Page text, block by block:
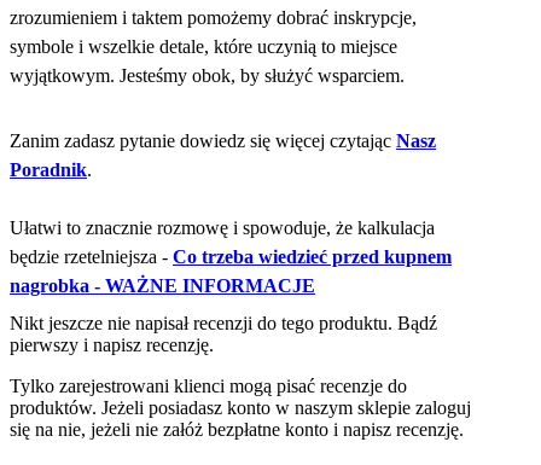
zrozumieniem i taktem pomożemy dobrać inskrypcje,
symbole i wszelkie detale, które uczynią to miejsce
wyjątkowym. Jesteśmy obok, by służyć wsparciem.
Zanim zadasz pytanie dowiedz się więcej czytając Nasz
Poradnik.
Ułatwi to znacznie rozmowę i spowoduje, że kalkulacja
będzie rzetelniejsza - Co trzeba wiedzieć przed kupnem
nagrobka - WAŻNE INFORMACJE
Nikt jeszcze nie napisał recenzji do tego produktu. Bądź
pierwszy i napisz recenzję.
Tylko zarejestrowani klienci mogą pisać recenzje do
produktów. Jeżeli posiadasz konto w naszym sklepie zaloguj
się na nie, jeżeli nie załóż bezpłatne konto i napisz recenzję.